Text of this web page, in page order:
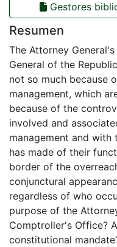
Gestores
Resumen
The Attorney
General of the
not so much because
management, which
because of the
involved and
management and
has made of their
border of the
conjunctural
regardless of who
purpose of the
Comptroller's Office?
constitutional